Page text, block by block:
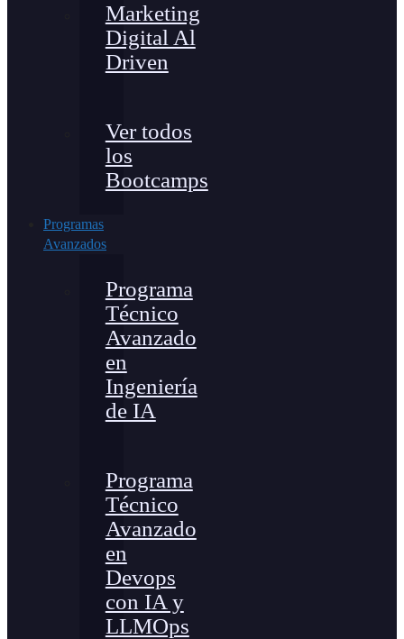
Marketing
Digital Al
Driven
Ver todos
los
Bootcamps
Programas
Avanzados
Programa
Técnico
Avanzado
en
Ingeniería
de IA
Programa
Técnico
Avanzado
en
Devops
con IA y
LLMOps